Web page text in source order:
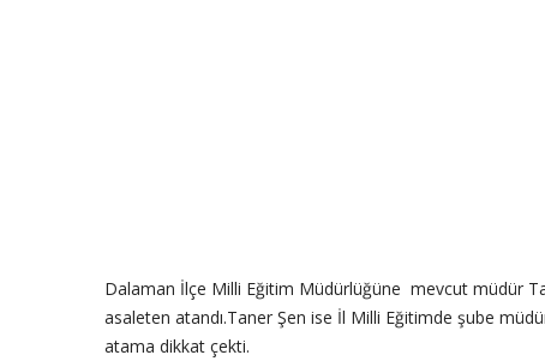
Dalaman İlçe Milli Eğitim Müdürlüğüne mevcut müdür
asaleten atandı.Taner Şen ise İl Milli Eğitimde şube
atama dikkat çekti.